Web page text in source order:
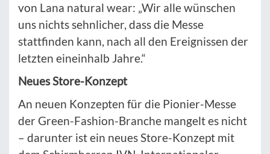
von Lana natural wear: „Wir alle wünschen
uns nichts sehnlicher, dass die Messe
stattfinden kann, nach all den Ereignissen der
letzten eineinhalb Jahre.“
Neues Store-Konzept
An neuen Konzepten für die Pionier-Messe
der Green-Fashion-Branche mangelt es nicht
– darunter ist ein neues Store-Konzept mit